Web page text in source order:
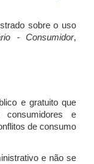
sobre o uso
- Consumidor,
e gratuito que
consumidores e
de consumo
e não se